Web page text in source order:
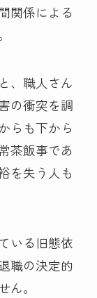
関係による
、職人さん
の衝突を調
らも下から
茶飯事であ
を失う人も
いる旧態依
職の決定的
。